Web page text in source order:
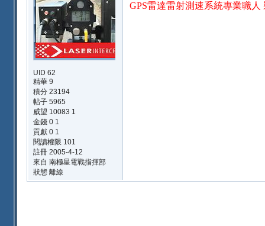
UID 62
精華 9
積分 23194
帖子 5965
威望 10083 1
金錢 0 1
貢獻 0 1
閱讀權限 101
註冊 2005-4-12
來自 南極星電戰指揮部
狀態 離線
GPS雷達雷射測速系統專業職